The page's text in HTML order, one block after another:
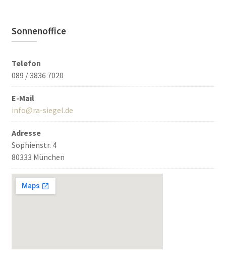
Sonnenoffice
Telefon
089 / 3836 7020
E-Mail
info@ra-siegel.de
Adresse
Sophienstr. 4
80333 München